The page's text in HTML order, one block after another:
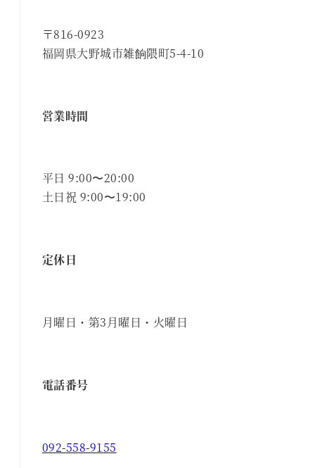
〒816-0923
福岡県大野城市雑餉隈町5-4-10
営業時間
平日 9:00〜20:00
土日祝 9:00〜19:00
定休日
月曜日・第3月曜日・火曜日
電話番号
092-558-9155